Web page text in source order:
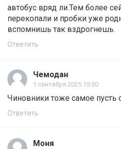
автобус вряд ли.Тем более
перекопали и пробки уже
вспомнишь так вздрогнешь.
Ответить
Чемодан
1 сентября 2025 15:30
Чиновники тоже самое пусть
Ответить
Моня